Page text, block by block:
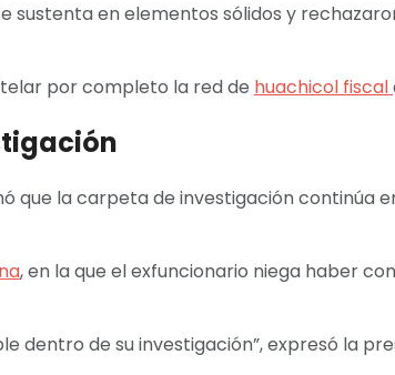
en elementos sólidos y
por completo la red de huachicol fiscal
que la carpeta de investigación continúa
, en la que el exfuncionario niega haber
dentro de su investigación”, expresó la